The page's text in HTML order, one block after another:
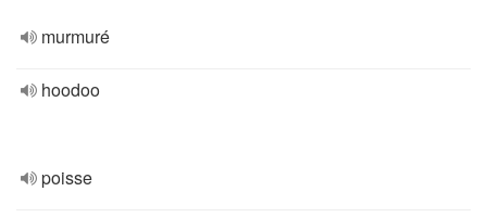
murmuré
hoodoo
poisse